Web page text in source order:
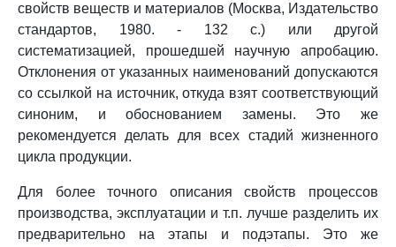
свойств веществ и материалов (Москва, Издательство
стандартов, 1980. - 132 с.) или другой
систематизацией, прошедшей научную апробацию.
Отклонения от указанных наименований допускаются
со ссылкой на источник, откуда взят соответствующий
синоним, и обоснованием замены. Это же
рекомендуется делать для всех стадий жизненного
цикла продукции.
Для более точного описания свойств процессов
производства, эксплуатации и т.п. лучше разделить их
предварительно на этапы и подэтапы. Это же